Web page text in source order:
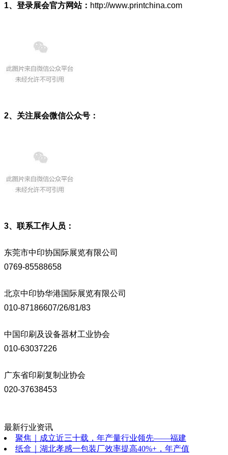
1、登录展会官方网站： http://www.printchina.com
2、关注展会微信公众号：
3、联系工作人员：
东莞市中印协国际展览有限公司
0769-85588658
北京中印协华港国际展览有限公司
010-87186607/26/81/83
中国印刷及设备器材工业协会
010-63037226
广东省印刷复制业协会
020-37638453
最新行业资讯
聚焦｜成立近三十载，年产量行业领先——福建
纸盒｜湖北孝感一包装厂效率提高40%+，年产值